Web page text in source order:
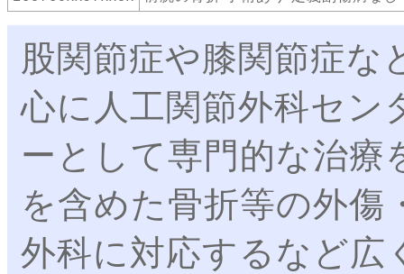
股関節症や膝関節症な
心に人工関節外科セン
ーとして専門的な治療
を含めた骨折等の外傷
外科に対応するなど広